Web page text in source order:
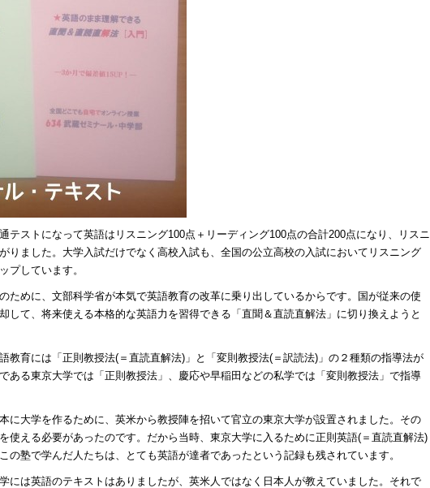
テストになって英語はリスニング100点＋リーディング100点の合計200点になり、リスニ
りました。大学入試だけでなく高校入試も、全国の公立高校の入試においてリスニング
プしています。
ために、文部科学省が本気で英語教育の改革に乗り出しているからです。国が従来の使
して、将来使える本格的な英語力を習得できる「直聞＆直読直解法」に切り換えようと
教育には「正則教授法(＝直読直解法)」と「変則教授法(＝訳読法)」の２種類の指導法が
ある東京大学では「正則教授法」、慶応や早稲田などの私学では「変則教授法」で指導
に大学を作るために、英米から教授陣を招いて官立の東京大学が設置されました。その
使える必要があったのです。だから当時、東京大学に入るために正則英語(＝直読直解法)
の塾で学んだ人たちは、とても英語が達者であったという記録も残されています。
には英語のテキストはありましたが、英米人ではなく日本人が教えていました。それで